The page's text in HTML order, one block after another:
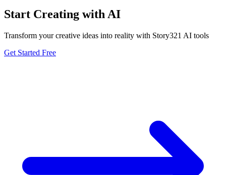
Start Creating with AI
Transform your creative ideas into reality with Story321 AI tools
Get Started Free